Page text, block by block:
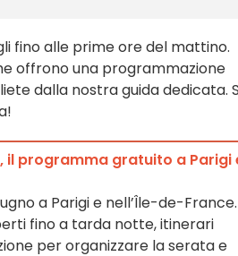
fino alle prime ore del mattino.
offrono una programmazione
dalla nostra guida dedicata.
il programma gratuito a Parigi
a Parigi e nell’Île-de-France.
fino a tarda notte, itinerari
per organizzare la serata e